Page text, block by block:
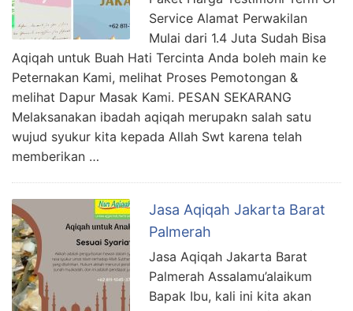
Service Alamat Perwakilan
Mulai dari 1.4 Juta Sudah Bisa
Aqiqah untuk Buah Hati Tercinta Anda boleh main ke
Peternakan Kami, melihat Proses Pemotongan &
melihat Dapur Masak Kami. PESAN SEKARANG
Melaksanakan ibadah aqiqah merupakn salah satu
wujud syukur kita kepada Allah Swt karena telah
memberikan …
Jasa Aqiqah Jakarta Barat
Palmerah
Jasa Aqiqah Jakarta Barat
Palmerah Assalamu’alaikum
Bapak Ibu, kali ini kita akan